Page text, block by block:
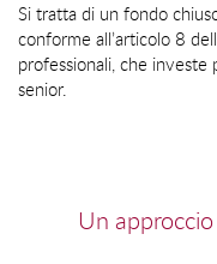
Si tratta di un fondo
conforme all’articolo 8
professionali, che
senior.
Un